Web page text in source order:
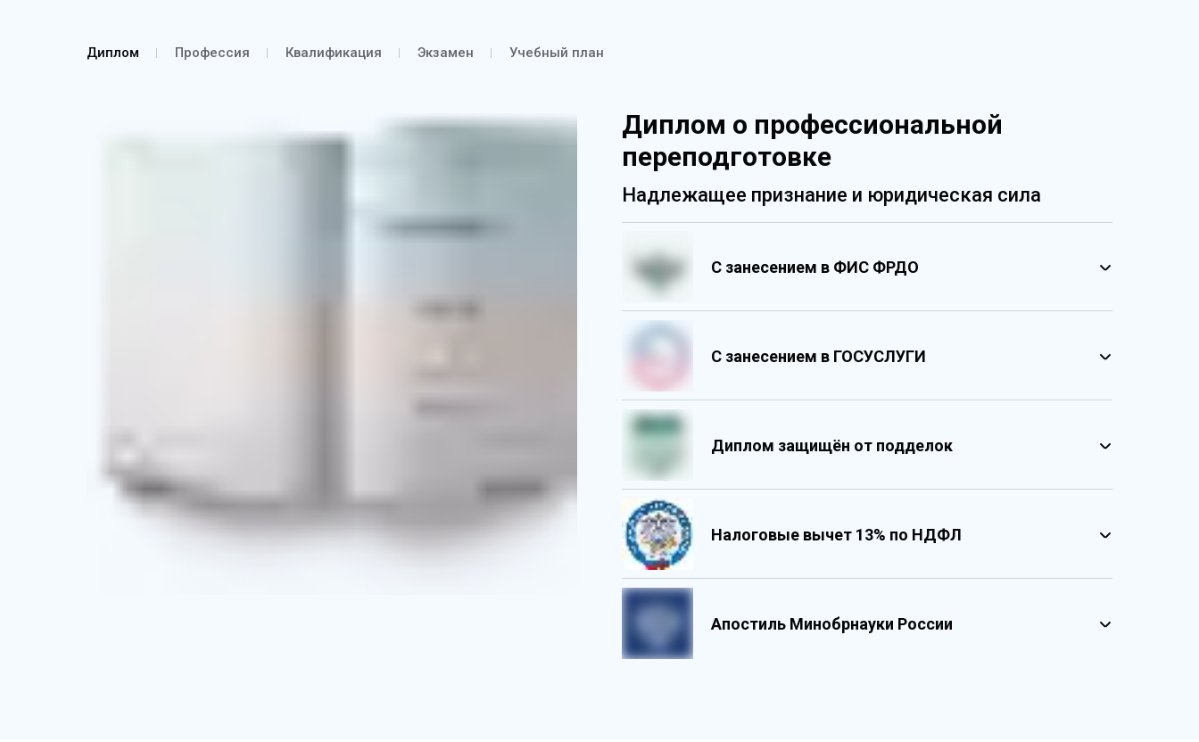
Диплом Профессия Квалификация Экзамен Учебный план
Диплом о профессиональной
переподготовке
Надлежащее признание и юридическая сила
С занесением в ФИС ФРДО
С занесением в ГОСУСЛУГИ
Диплом защищён от подделок
Государственными реестровыми номерами
Персонализированный документ о квалификации
Содержит графические и оптические элементы защиты
Налоговые вычет 13% по НДФЛ
Апостиль Минобрнауки России